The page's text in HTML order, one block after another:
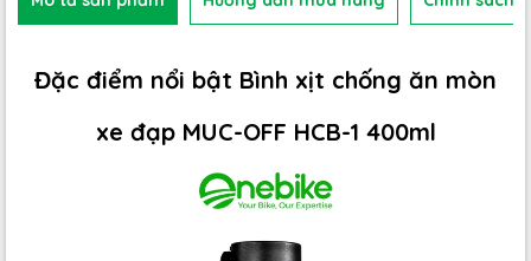
Đặc điểm nổi bật Bình xịt chống ăn mòn
xe đạp MUC-OFF HCB-1 400ml